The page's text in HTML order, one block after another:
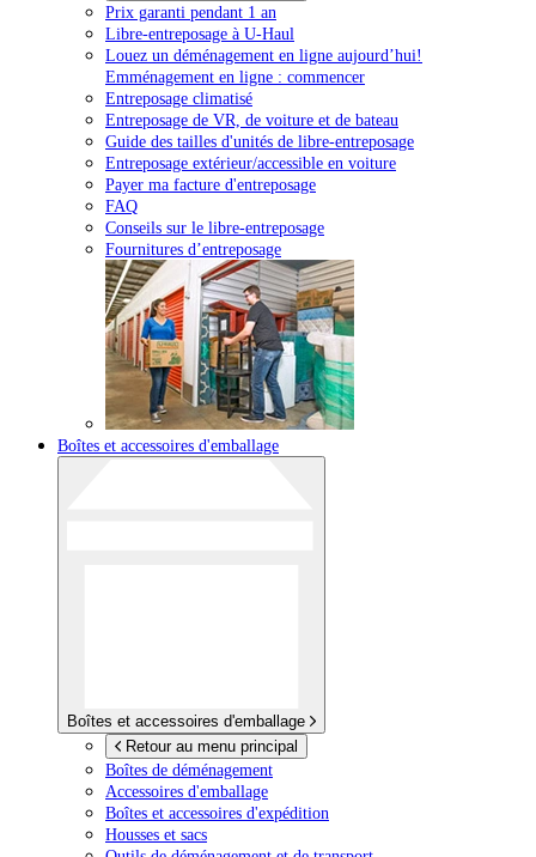
Prix garanti pendant 1 an
Libre-entreposage à U-Haul
Louez un déménagement en ligne aujourd’hui!
Emménagement en ligne : commencer
Entreposage climatisé
Entreposage de VR, de voiture et de bateau
Guide des tailles d'unités de libre-entreposage
Entreposage extérieur/accessible en voiture
Payer ma facture d'entreposage
FAQ
Conseils sur le libre-entreposage
Fournitures d’entreposage
Boîtes et accessoires d'emballage
Boîtes et accessoires d'emballage
Retour au menu principal
Boîtes de déménagement
Accessoires d'emballage
Boîtes et accessoires d'expédition
Housses et sacs